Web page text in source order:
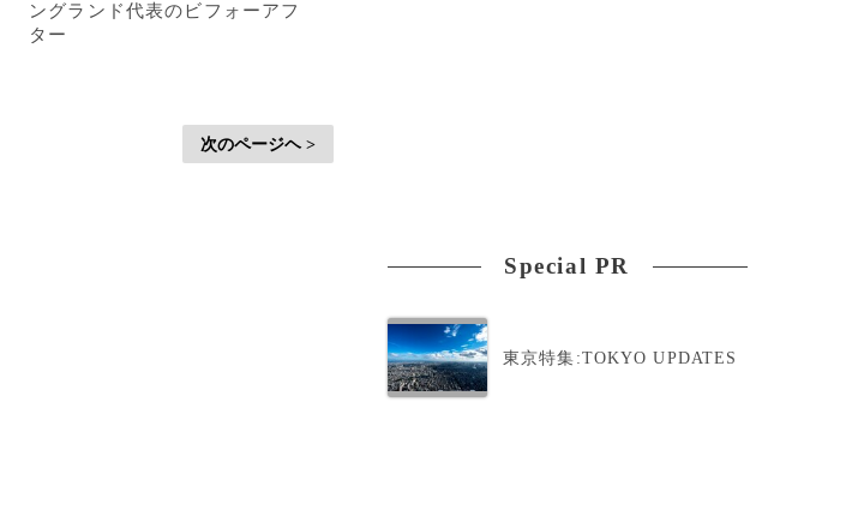
ングランド代表のビフォーアフ
ター
次のページヘ >
Special PR
東京特集:TOKYO UPDATES